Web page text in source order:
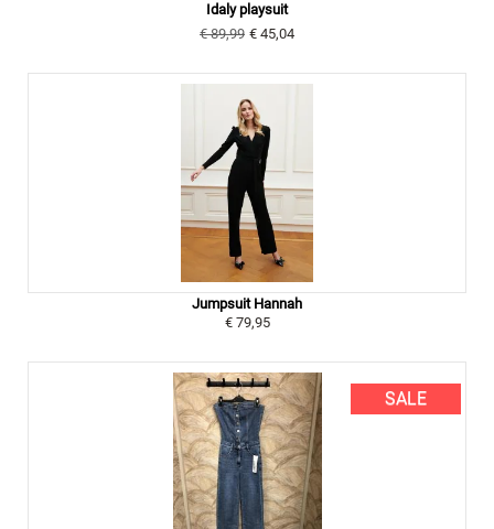
Idaly playsuit
€ 89,99 € 45,04
Jumpsuit Hannah
€ 79,95
SALE